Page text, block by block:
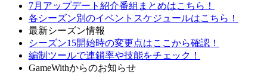
7月アップデート紹介番組まとめはこちら！
各シーズン別のイベントスケジュールはこちら！
最新シーズン情報
シーズン15開始時の変更点はここから確認！
編制ツールで連鎖率や技能をチェック！
GameWithからのお知らせ